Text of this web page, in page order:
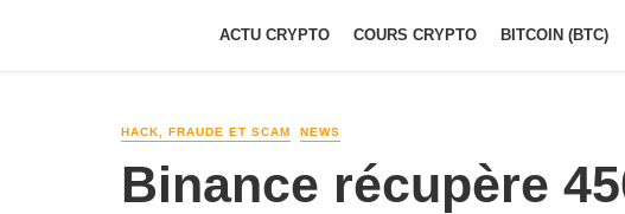
ACTU CRYPTO COURS CRYPTO BITCOIN (BTC)
HACK, FRAUDE ET SCAM NEWS
Binance récupère